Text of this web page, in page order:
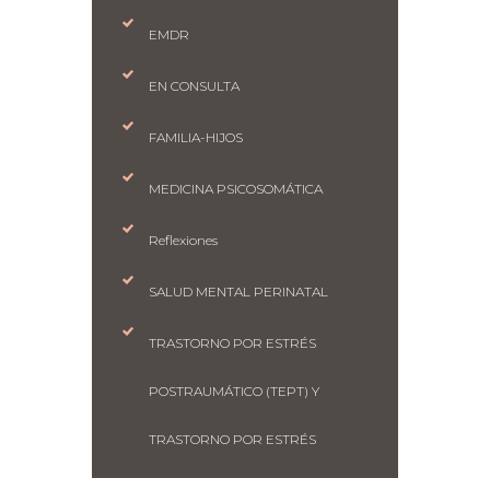
EMDR
EN CONSULTA
FAMILIA-HIJOS
MEDICINA PSICOSOMÁTICA
Reflexiones
SALUD MENTAL PERINATAL
TRASTORNO POR ESTRÉS
POSTRAUMÁTICO (TEPT) Y
TRASTORNO POR ESTRÉS